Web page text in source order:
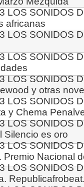
LOS SONIDOS
africanas
LOS SONIDOS
LOS SONIDOS
LOS SONIDOS
y otras
LOS SONIDOS
y Chema
LOS SONIDOS
Silencio es oro
LOS SONIDOS
Premio Nacional
LOS SONIDOS